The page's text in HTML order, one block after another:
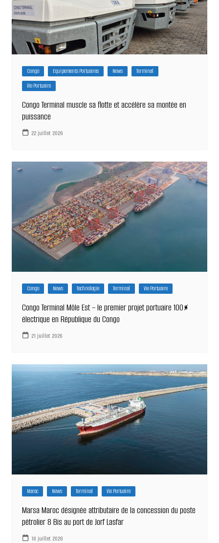
Congo Equipements Portuaires News
Terminal
Vie Portuaire
Congo Terminal muscle sa flotte et accélère sa montée en
puissance
22 juillet 2026
Congo News Technologie Terminal Vie Portuaire
Congo Terminal Môle Est – le premier projet portuaire 100%
électrique en République du Congo
21 juillet 2026
Maroc News Terminal Vie Portuaire
Marsa Maroc désignée attributaire de la concession du poste
pétrolier 8 Bis au port de Jorf Lasfar
16 juillet 2026